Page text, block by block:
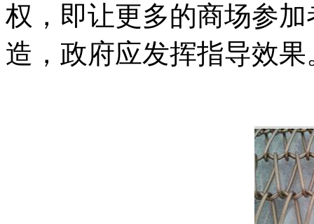
权，即让更多的商场参
造，政府应发挥指导效果